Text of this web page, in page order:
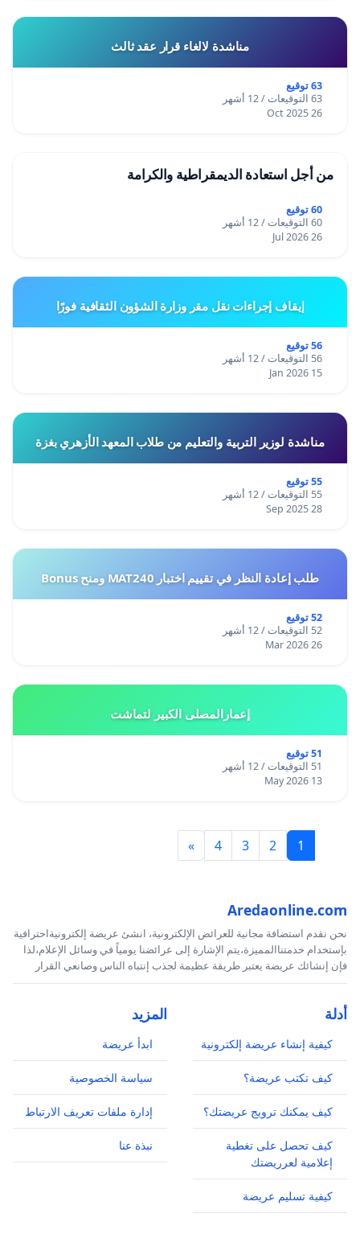
مناشدة لالغاء قرار عقد ثالث
63 توقيع
63 التوقيعات / 12 أشهر
26 Oct 2025
من أجل استعادة الديمقراطية والكرامة
60 توقيع
60 التوقيعات / 12 أشهر
26 Jul 2026
إيقاف إجراءات نقل مقر وزارة الشؤون الثقافية فورًا
56 توقيع
56 التوقيعات / 12 أشهر
15 Jan 2026
مناشدة لوزير التربية والتعليم من طلاب المعهد الأزهري بغزة
55 توقيع
55 التوقيعات / 12 أشهر
28 Sep 2025
طلب إعادة النظر في تقييم اختبار MAT240 ومنح Bonus
52 توقيع
52 التوقيعات / 12 أشهر
26 Mar 2026
إعمارالمصلى الكبير لتماشت
51 توقيع
51 التوقيعات / 12 أشهر
13 May 2026
1
2
3
4
»
Aredaonline.com
نحن نقدم استضافة مجانية للعرائض الإلكترونية، انشئ عريضة إلكترونيةاحترافية
بإستخدام خدمتناالمميزة،يتم الإشارة إلى عرائضنا يومياً في وسائل الإعلام،لذا
فإن إنشائك عريضة يعتبر طريقة عظيمة لجذب إنتباه الناس وصانعي القرار
أدلة
كيفية إنشاء عريضة إلكترونية
كيف تكتب عريضة؟
كيف يمكنك ترويج عريضتك؟
كيف تحصل على تغطية
إعلامية لعرريضتك
كيفية تسليم عريضة
المزيد
ابدأ عريضة
سياسة الخصوصية
إدارة ملفات تعريف الارتباط
نبذة عنا